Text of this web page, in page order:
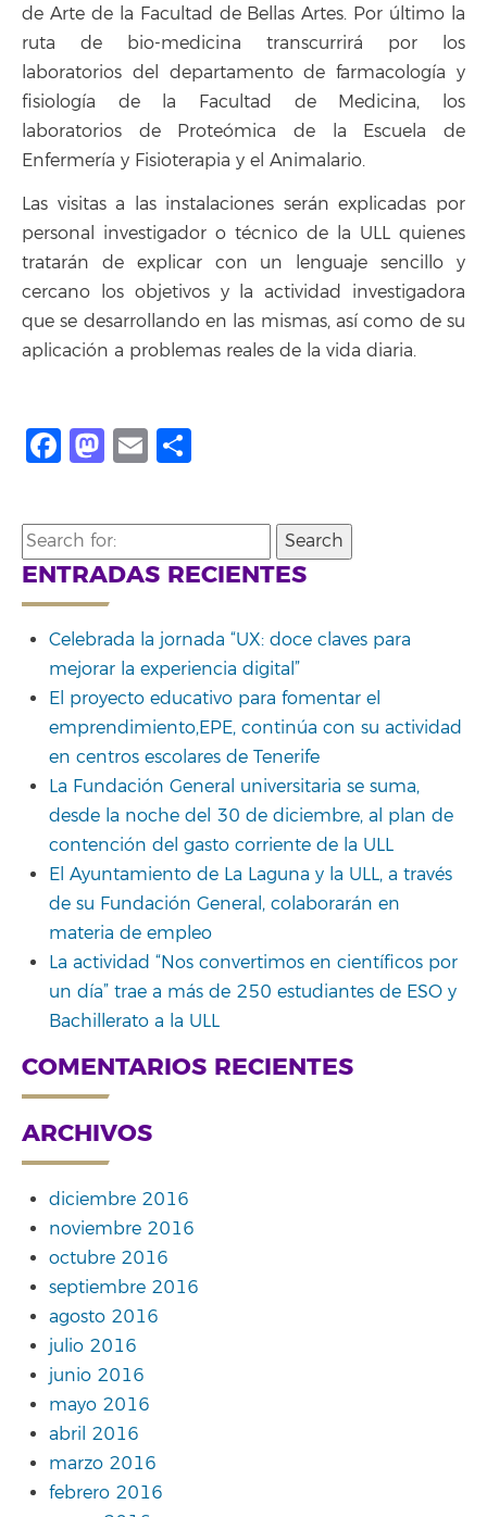
de Arte de la Facultad de Bellas Artes. Por último la
ruta de bio-medicina transcurrirá por los
laboratorios del departamento de farmacología y
fisiología de la Facultad de Medicina, los
laboratorios de Proteómica de la Escuela de
Enfermería y Fisioterapia y el Animalario.
Las visitas a las instalaciones serán explicadas por
personal investigador o técnico de la ULL quienes
tratarán de explicar con un lenguaje sencillo y
cercano los objetivos y la actividad investigadora
que se desarrollando en las mismas, así como de su
aplicación a problemas reales de la vida diaria.
Facebook
Mastodon
Email
Search
for:
ENTRADAS RECIENTES
Celebrada la jornada “UX: doce claves para
mejorar la experiencia digital”
El proyecto educativo para fomentar el
emprendimiento,EPE, continúa con su actividad
en centros escolares de Tenerife
La Fundación General universitaria se suma,
desde la noche del 30 de diciembre, al plan de
contención del gasto corriente de la ULL
El Ayuntamiento de La Laguna y la ULL, a través
de su Fundación General, colaborarán en
materia de empleo
La actividad “Nos convertimos en científicos por
un día” trae a más de 250 estudiantes de ESO y
Bachillerato a la ULL
COMENTARIOS RECIENTES
ARCHIVOS
diciembre 2016
noviembre 2016
octubre 2016
septiembre 2016
agosto 2016
julio 2016
junio 2016
mayo 2016
abril 2016
marzo 2016
febrero 2016